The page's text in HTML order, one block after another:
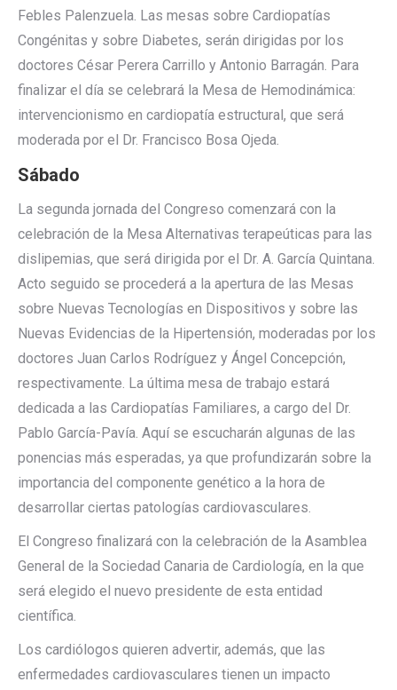
Febles Palenzuela. Las mesas sobre Cardiopatías
Congénitas y sobre Diabetes, serán dirigidas por los
doctores César Perera Carrillo y Antonio Barragán. Para
finalizar el día se celebrará la Mesa de Hemodinámica:
intervencionismo en cardiopatía estructural, que será
moderada por el Dr. Francisco Bosa Ojeda.
Sábado
La segunda jornada del Congreso comenzará con la
celebración de la Mesa Alternativas terapeúticas para las
dislipemias, que será dirigida por el Dr. A. García Quintana.
Acto seguido se procederá a la apertura de las Mesas
sobre Nuevas Tecnologías en Dispositivos y sobre las
Nuevas Evidencias de la Hipertensión, moderadas por los
doctores Juan Carlos Rodríguez y Ángel Concepción,
respectivamente. La última mesa de trabajo estará
dedicada a las Cardiopatías Familiares, a cargo del Dr.
Pablo García-Pavía. Aquí se escucharán algunas de las
ponencias más esperadas, ya que profundizarán sobre la
importancia del componente genético a la hora de
desarrollar ciertas patologías cardiovasculares.
El Congreso finalizará con la celebración de la Asamblea
General de la Sociedad Canaria de Cardiología, en la que
será elegido el nuevo presidente de esta entidad
científica.
Los cardiólogos quieren advertir, además, que las
enfermedades cardiovasculares tienen un impacto